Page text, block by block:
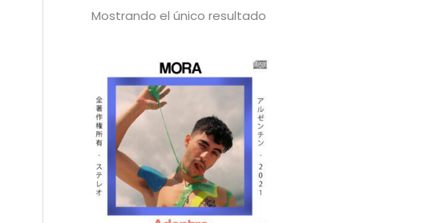
Mostrando el único resultado